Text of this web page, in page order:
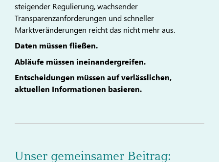
steigender Regulierung, wachsender
Transparenzanforderungen und schneller
Marktveränderungen reicht das nicht mehr aus.
Daten müssen fließen.
Abläufe müssen ineinandergreifen.
Entscheidungen müssen auf verlässlichen,
aktuellen Informationen basieren.
Unser gemeinsamer Beitrag: